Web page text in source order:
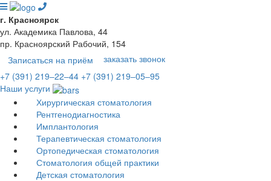
г. Красноярск
ул. Академика Павлова, 44
пр. Красноярский Рабочий, 154
Записаться на приём
заказать звонок
+7 (391) 219‒22‒44 +7 (391) 219‒05‒95
Наши услуги
Хирургическая стоматология
Рентгенодиагностика
Имплантология
Терапевтическая стоматология
Ортопедическая стоматология
Стоматология общей практики
Детская стоматология